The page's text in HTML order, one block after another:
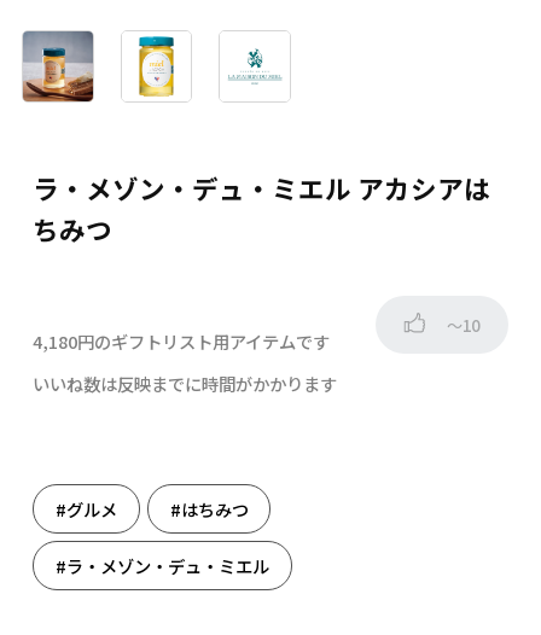
ラ・メゾン・デュ・ミエル アカシアは
ちみつ
4,180円のギフトリスト用アイテムです
～10
いいね数は反映までに時間がかかります
#グルメ #はちみつ
#ラ・メゾン・デュ・ミエル